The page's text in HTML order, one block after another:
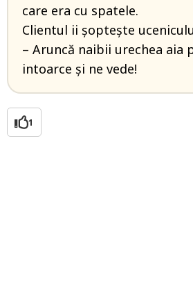
care era cu spatele.
Clientul ii șoptește
– Aruncă naibii urechea aia
intoarce și ne vede!
1